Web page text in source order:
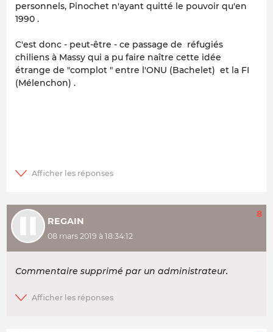
personnels, Pinochet n'ayant quitté le pouvoir qu'en
1990 .
C'est donc - peut-être - ce passage de réfugiés
chiliens à Massy qui a pu faire naître cette idée
étrange de "complot " entre l'ONU (Bachelet) et la FI
(Mélenchon) .
REGAIN
08 mars 2019 à 18:34:12
8
Commentaire supprimé par un administrateur.